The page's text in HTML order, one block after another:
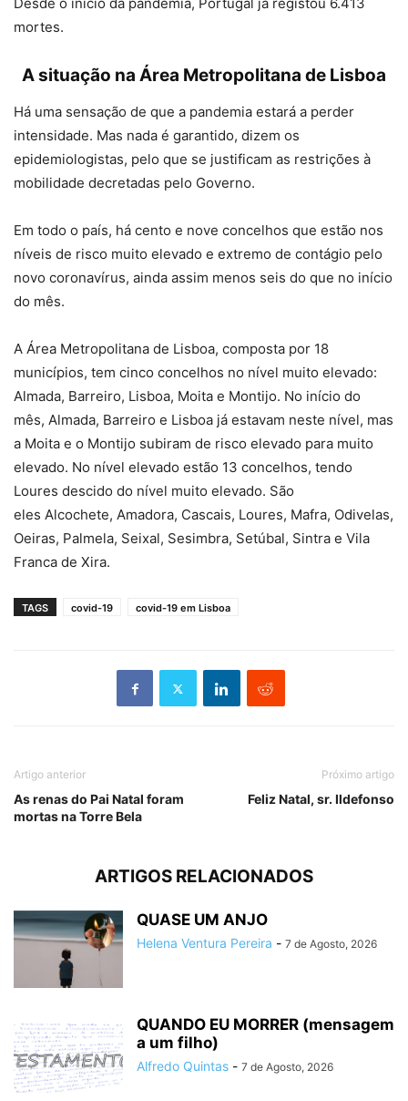
mortes.
A situação na Área Metropolitana de Lisboa
Há uma sensação de que a pandemia estará a perder
intensidade. Mas nada é garantido, dizem os
epidemiologistas, pelo que se justificam as restrições à
mobilidade decretadas pelo Governo.
Em todo o país, há cento e nove concelhos que estão nos
níveis de risco muito elevado e extremo de contágio pelo
novo coronavírus, ainda assim menos seis do que no início
do mês.
A Área Metropolitana de Lisboa, composta por 18
municípios, tem cinco concelhos no nível muito elevado:
Almada, Barreiro, Lisboa, Moita e Montijo. No início do
mês, Almada, Barreiro e Lisboa já estavam neste nível, mas
a Moita e o Montijo subiram de risco elevado para muito
elevado. No nível elevado estão 13 concelhos, tendo
Loures descido do nível muito elevado. São
eles Alcochete, Amadora, Cascais, Loures, Mafra, Odivelas,
Oeiras, Palmela, Seixal, Sesimbra, Setúbal, Sintra e Vila
Franca de Xira.
TAGS covid-19 covid-19 em Lisboa
Artigo anterior
As renas do Pai Natal foram
mortas na Torre Bela
Próximo artigo
Feliz Natal, sr. Ildefonso
ARTIGOS RELACIONADOS
QUASE UM ANJO
Helena Ventura Pereira - 7 de Agosto, 2026
QUANDO EU MORRER (mensagem
a um filho)
Alfredo Quintas - 7 de Agosto, 2026